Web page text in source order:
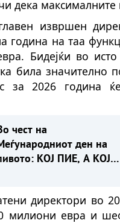
дека максималните
извршен
година на таа
Бидејќи во
била значително
за 2026 година
чест на
ден на
КОЈ ПИЕ, А КОЈ
директори во
милиони евра и